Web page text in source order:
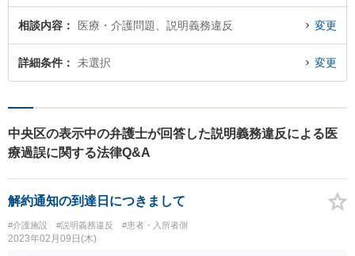
相談内容 医療・介護問題、説明義務違反 変更
詳細条件 未選択 変更
中央区の表示中の弁護士が回答した説明義務違反による医
療過誤に関する法律Q&A
解約通知の到達日につきまして
#介護施設 #説明義務違反 #患者・入所者側
2023年02月09日(木)